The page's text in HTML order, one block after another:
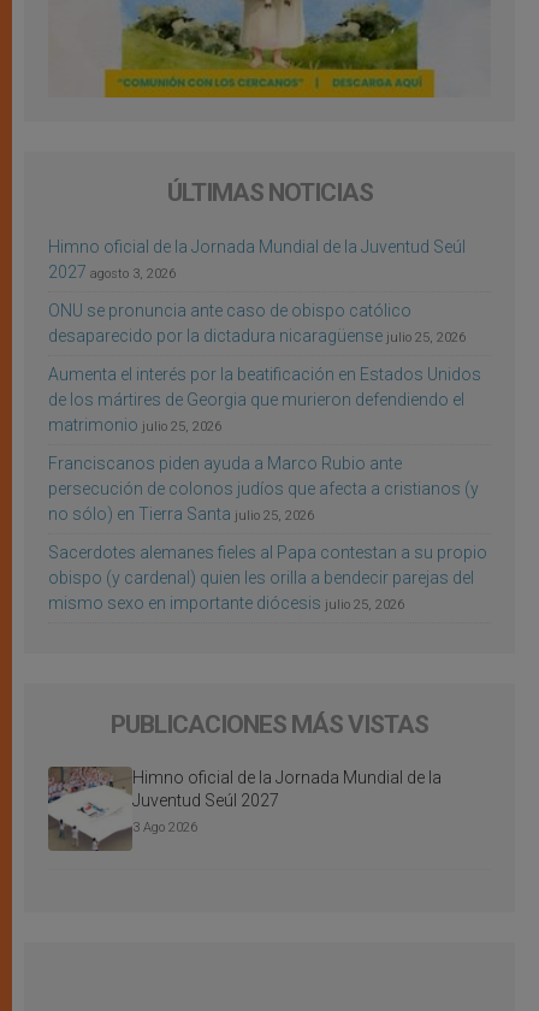
ÚLTIMAS NOTICIAS
Himno oficial de la Jornada Mundial de la Juventud Seúl
2027 agosto 3, 2026
ONU se pronuncia ante caso de obispo católico
desaparecido por la dictadura nicaragüense julio 25, 2026
Aumenta el interés por la beatificación en Estados Unidos
de los mártires de Georgia que murieron defendiendo el
matrimonio julio 25, 2026
Franciscanos piden ayuda a Marco Rubio ante
persecución de colonos judíos que afecta a cristianos (y
no sólo) en Tierra Santa julio 25, 2026
Sacerdotes alemanes fieles al Papa contestan a su propio
obispo (y cardenal) quien les orilla a bendecir parejas del
mismo sexo en importante diócesis julio 25, 2026
PUBLICACIONES MÁS VISTAS
Himno oficial de la Jornada Mundial de la
Juventud Seúl 2027
3 Ago 2026